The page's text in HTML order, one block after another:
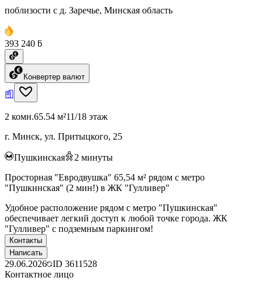
поблизости с д. Заречье, Минская область
393 240 ƃ
Конвертер валют
2 комн.65.54 м²11/18 этаж
г. Минск, ул. Притыцкого, 25
Пушкинская 2 минуты
Просторная "Евродвушка" 65,54 м² рядом с метро
"Пушкинская" (2 мин!) в ЖК "Гулливер"
Удобное расположение рядом с метро "Пушкинская"
обеспечивает легкий доступ к любой точке города. ЖК
"Гулливер" с подземным паркингом!
Контакты
Написать
29.06.2026 ID 3611528
Контактное лицо